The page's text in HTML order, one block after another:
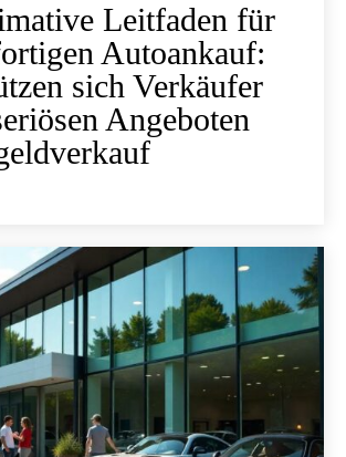
Leitfaden für
Autoankauf:
sich Verkäufer
Angeboten